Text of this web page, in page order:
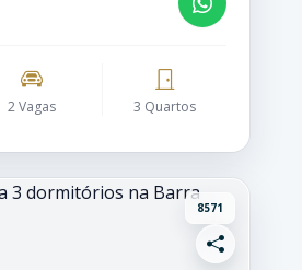
2 Vagas 3 Quartos
8571